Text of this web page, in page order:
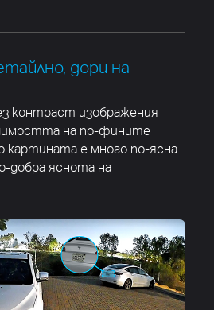
дори на
контраст изображения
на по-фините
картината е много по-ясна
добра яснота на